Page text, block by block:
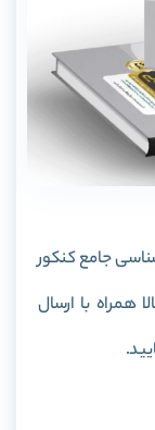
جامع کنکور
همراه با ارسال